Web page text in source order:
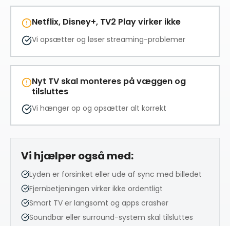
Netflix, Disney+, TV2 Play virker ikke
Vi opsætter og løser streaming-problemer
Nyt TV skal monteres på væggen og
tilsluttes
Vi hænger op og opsætter alt korrekt
Vi hjælper også med:
Lyden er forsinket eller ude af sync med billedet
Fjernbetjeningen virker ikke ordentligt
Smart TV er langsomt og apps crasher
Soundbar eller surround-system skal tilsluttes